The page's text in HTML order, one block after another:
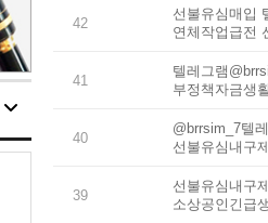
42
선불유심매입
연체작업급전
41
텔레그램
부정책자금생
40
@brrsim_7텔
선불유심내구
39
선불유심내구
소상공인긴급